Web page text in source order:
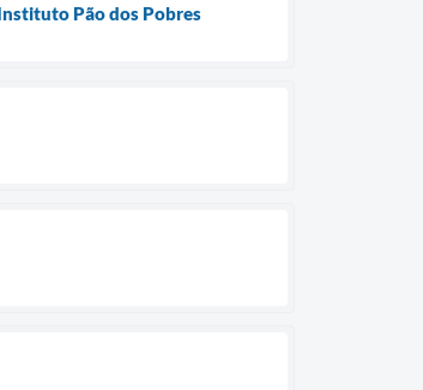
Pão dos Pobres